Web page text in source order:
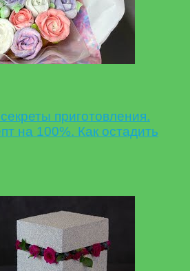
приготовления.
на 100%. Как остадить